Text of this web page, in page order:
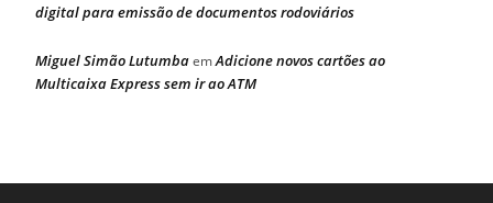
digital para emissão de documentos rodoviários
Miguel Simão LutumbaemAdicione novos cartões ao
Multicaixa Express sem ir ao ATM